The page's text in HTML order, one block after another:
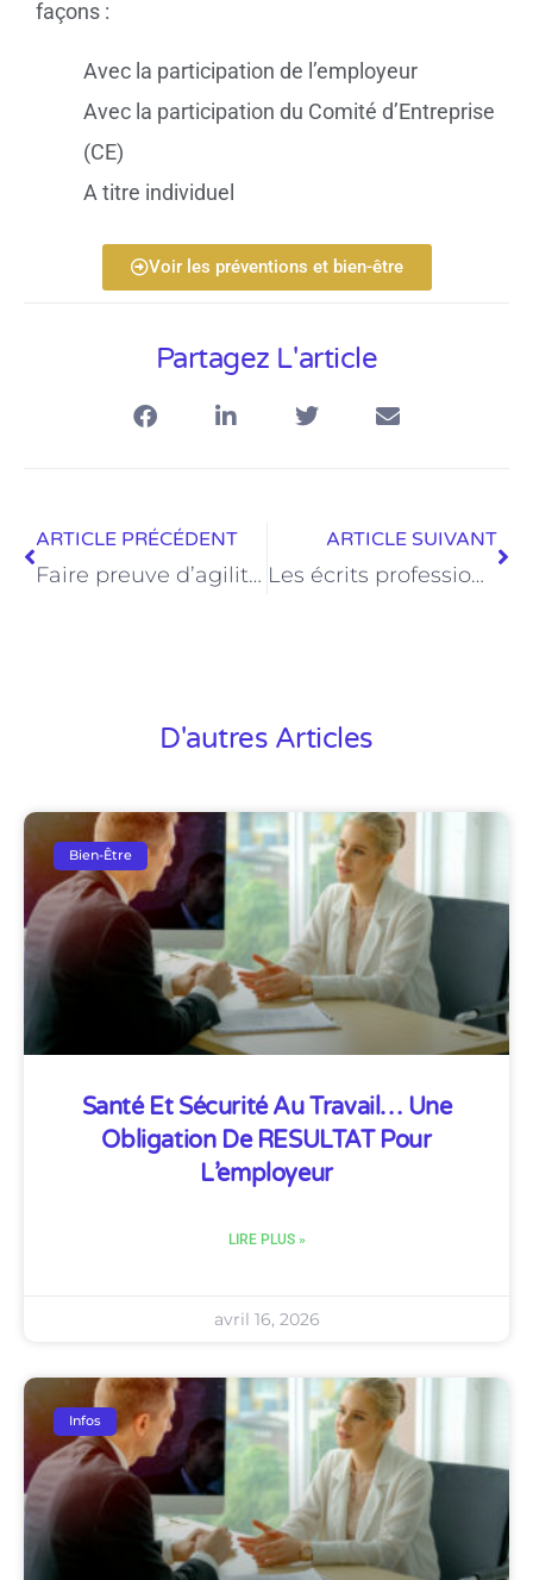
façons :
Avec la participation de l’employeur
Avec la participation du Comité d’Entreprise
(CE)
A titre individuel
Voir les préventions et bien-être
Partagez L'article
ARTICLE PRÉCÉDENT
Faire preuve d’agilité pour mieux gérer un établissement
ARTICLE SUIVANT
Les écrits professionnels
D'autres Articles
Bien-Être
Santé Et Sécurité Au Travail… Une
Obligation De RESULTAT Pour
L’employeur
LIRE PLUS »
avril 16, 2026
Infos